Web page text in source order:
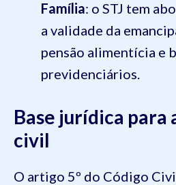
Família: o STJ tem
a validade da
pensão alimentícia e
previdenciários.
Base jurídica para
civil
O artigo 5º do Código